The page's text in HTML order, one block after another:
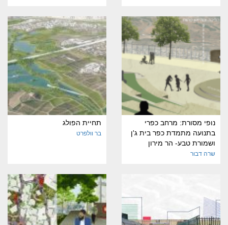
נופי מסורת: מרחב כפרי
בתנועה מתמדת כפר בית ג'ן
ושמורת טבע- הר מירון
שרה דבור
תחיית הפולג
בר וולפרט